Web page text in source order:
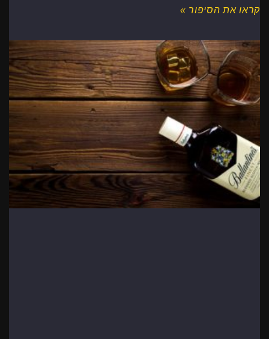
קראו את הסיפור »